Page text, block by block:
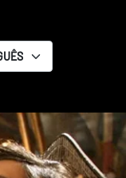
Escolha